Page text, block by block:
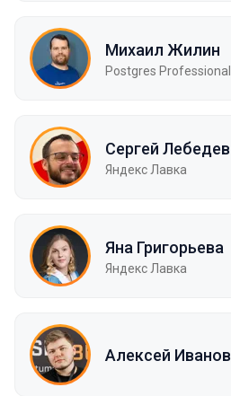
Михаил Жилин
Postgres Professional
Сергей Лебедев
Яндекс Лавка
Яна Григорьева
Яндекс Лавка
Алексей Иванов